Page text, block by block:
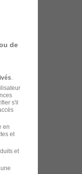
de
s'il
en
et
et